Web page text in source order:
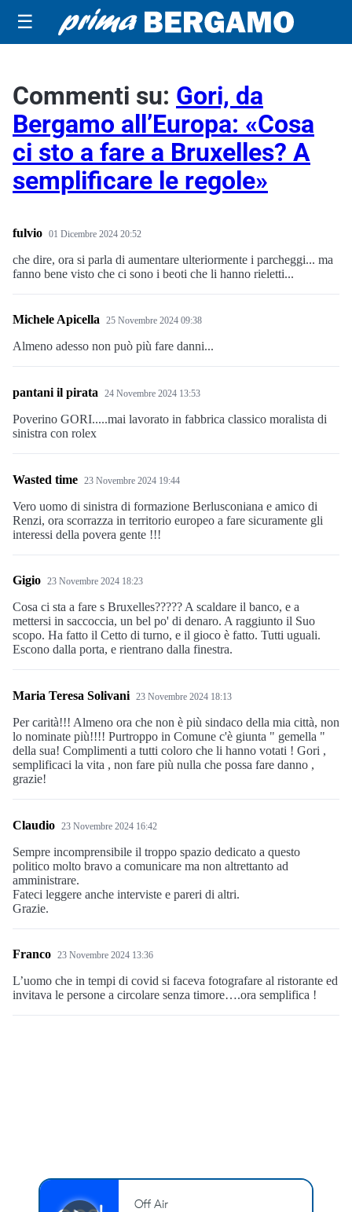
☰
Commenti su: Gori, da
Bergamo all’Europa: «Cosa
ci sto a fare a Bruxelles? A
semplificare le regole»
fulvio 01 Dicembre 2024 20:52
che dire, ora si parla di aumentare ulteriormente i parcheggi... ma
fanno bene visto che ci sono i beoti che li hanno rieletti...
Michele Apicella 25 Novembre 2024 09:38
Almeno adesso non può più fare danni...
pantani il pirata 24 Novembre 2024 13:53
Poverino GORI.....mai lavorato in fabbrica classico moralista di
sinistra con rolex
Wasted time 23 Novembre 2024 19:44
Vero uomo di sinistra di formazione Berlusconiana e amico di
Renzi, ora scorrazza in territorio europeo a fare sicuramente gli
interessi della povera gente !!!
Gigio 23 Novembre 2024 18:23
Cosa ci sta a fare s Bruxelles????? A scaldare il banco, e a
mettersi in saccoccia, un bel po' di denaro. A raggiunto il Suo
scopo. Ha fatto il Cetto di turno, e il gioco è fatto. Tutti uguali.
Escono dalla porta, e rientrano dalla finestra.
Maria Teresa Solivani 23 Novembre 2024 18:13
Per carità!!! Almeno ora che non è più sindaco della mia città, non
lo nominate più!!!! Purtroppo in Comune c'è giunta " gemella "
della sua! Complimenti a tutti coloro che li hanno votati ! Gori ,
semplificaci la vita , non fare più nulla che possa fare danno ,
grazie!
Claudio 23 Novembre 2024 16:42
Sempre incomprensibile il troppo spazio dedicato a questo
politico molto bravo a comunicare ma non altrettanto ad
amministrare.
Fateci leggere anche interviste e pareri di altri.
Grazie.
Franco 23 Novembre 2024 13:36
L’uomo che in tempi di covid si faceva fotografare al ristorante ed
invitava le persone a circolare senza timore….ora semplifica !